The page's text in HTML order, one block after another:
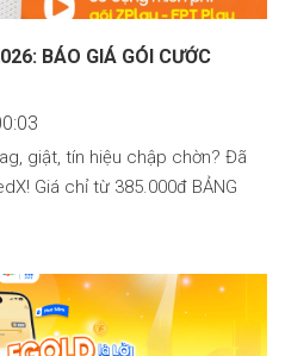
BÁO GIÁ GÓI CƯỚC
giật, tín hiệu chập chờn? Đã
Giá chỉ từ 385.000đ BẢNG